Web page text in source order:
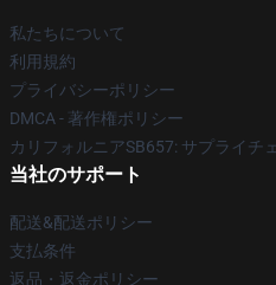
私たちについて
利用規約
プライバシーポリシー
DMCA - 著作権ポリシー
カリフォルニアSB657: サプライチ
当社のサポート
配送&配送ポリシー
支払条件
返品・返金ポリシー